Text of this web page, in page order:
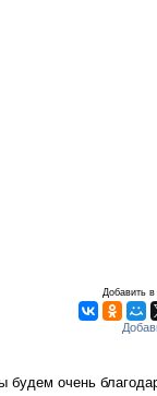
Добавить в
будем очень